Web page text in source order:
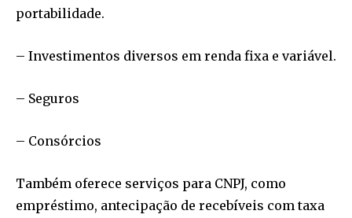
portabilidade.
– Investimentos diversos em renda fixa e variável.
– Seguros
– Consórcios
Também oferece serviços para CNPJ, como
empréstimo, antecipação de recebíveis com taxa